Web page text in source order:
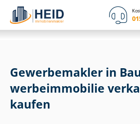
Gewerbemakler in
wer­be­im­mo­bi­lie
kaufen